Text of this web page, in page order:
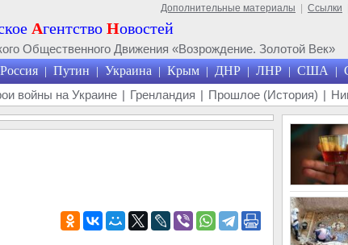
Дополнительные материалы Ссылки
Агентство Новостей
Общественного Движения «Возрождение. Золотой Век»
Россия | Путин | Украина | Крым | ДНР | ЛНР | США |
войны на Украине | Гренландия | Прошлое (История) |